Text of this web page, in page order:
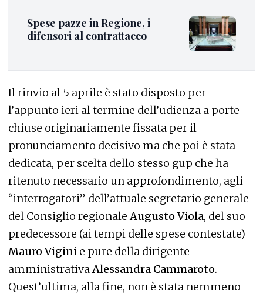
Spese pazze in Regione, i
difensori al contrattacco
Il rinvio al 5 aprile è stato disposto per
l’appunto ieri al termine dell’udienza a porte
chiuse originariamente fissata per il
pronunciamento decisivo ma che poi è stata
dedicata, per scelta dello stesso gup che ha
ritenuto necessario un approfondimento, agli
“interrogatori” dell’attuale segretario generale
del Consiglio regionaleAugusto Viola, del suo
predecessore (ai tempi delle spese contestate)
Mauro Vigini e pure della dirigente
amministrativaAlessandra Cammaroto.
Quest’ultima, alla fine, non è stata nemmeno